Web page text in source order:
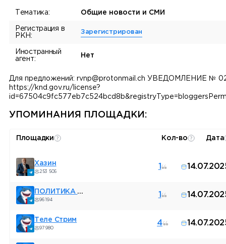
Тематика: Общие новости и СМИ
Регистрация в
РКН:
Зарегистрирован
Иностранный
агент:
Нет
Для предложений: rvnp@protonmail.ch УВЕДОМЛЕНИЕ №
https://knd.gov.ru/license?
УПОМИНАНИЯ ПЛОЩАДКИ:
Площадки Кол-во Дата
Хазин
253 506
1
ПОЛИТИКА В КРУГУ
96 194
1
Теле Стрим
97 980
4